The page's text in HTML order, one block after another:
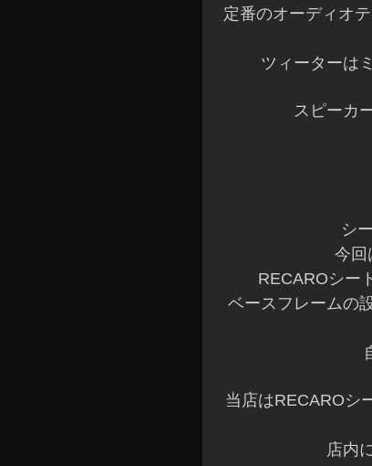
定番のオーディオ
ツィーターは
スピーカ
シ
今回
RECAROシー
ベースフレームの
当店はRECAROシ
店内